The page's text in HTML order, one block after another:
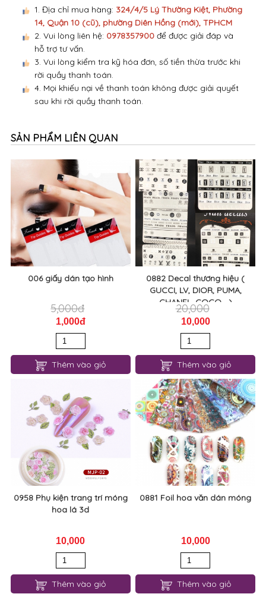
1. Địa chỉ mua hàng: 324/4/5 Lý Thường Kiệt, Phường
14, Quận 10 (cũ), phường Diên Hồng (mới), TPHCM
2. Vui lòng liên hệ: 0978357900để được giải đáp và
hỗ trợ tư vấn.
3. Vui lòng kiểm tra kỹ hóa đơn, số tiền thừa trước khi
rời quầy thanh toán.
4. Mọi khiếu nại về thanh toán không được giải quyết
sau khi rời quầy thanh toán.
SẢN PHẨM LIÊN QUAN
006 giấy dán tạo hình
5,000đ
1,000đ
Thêm vào giỏ
0882 Decal thương hiệu (
GUCCI, LV, DIOR, PUMA,
CHANEL, COCO,...)
20,000
10,000
Thêm vào giỏ
0958 Phụ kiện trang trí móng
hoa lá 3d
10,000
Thêm vào giỏ
0881 Foil hoa văn dán móng
10,000
Thêm vào giỏ